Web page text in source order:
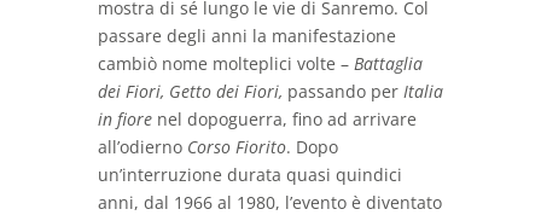
mostra di sé lungo le vie di Sanremo. Col
passare degli anni la manifestazione
cambiò nome molteplici volte – Battaglia
dei Fiori, Getto dei Fiori, passando per Italia
in fiorenel dopoguerra, fino ad arrivare
all’odierno Corso Fiorito. Dopo
un’interruzione durata quasi quindici
anni, dal 1966 al 1980, l’evento è diventato